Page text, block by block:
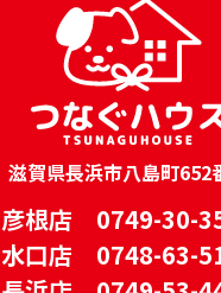
滋賀県長浜市八島町652
彦根店 0749-30-
水口店 0748-63-